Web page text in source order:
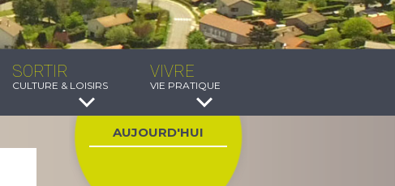
SORTIR
CULTURE & LOISIRS
VIVRE
VIE PRATIQUE
AUJOURD'HUI